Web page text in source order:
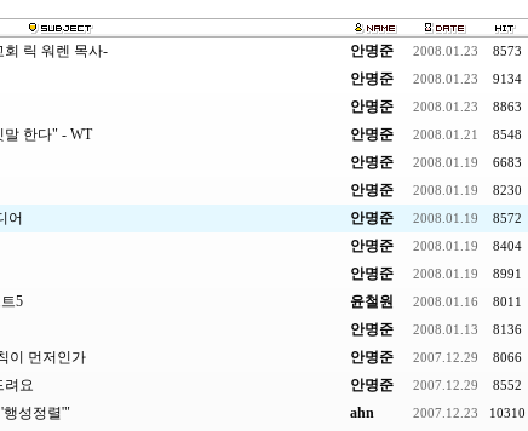
릭 워렌 목사- 안명준 2008.01.23 8573
안명준 2008.01.23 9134
안명준 2008.01.23 8863
말 한다" - WT 안명준 2008.01.21 8548
안명준 2008.01.19 6683
안명준 2008.01.19 8230
어 안명준 2008.01.19 8572
안명준 2008.01.19 8404
안명준 2008.01.19 8991
5 윤철원 2008.01.16 8011
안명준 2008.01.13 8136
이 먼저인가 안명준 2007.12.29 8066
려요 안명준 2007.12.29 8552
행성정렬'" ahn 2007.12.23 10310